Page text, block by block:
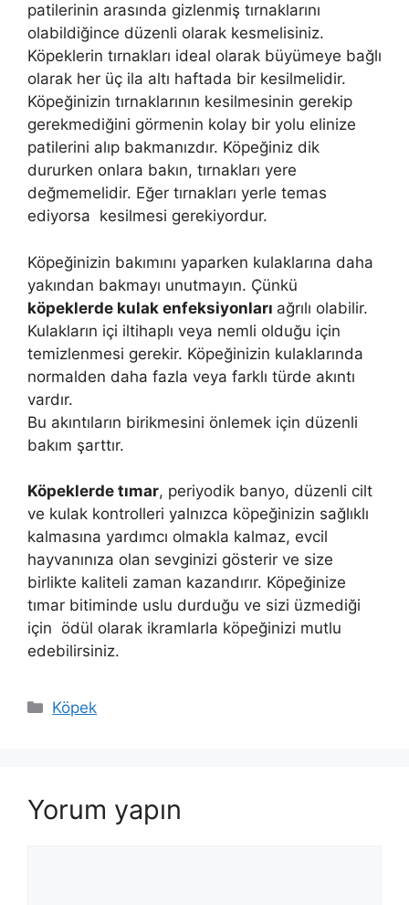
patilerinin arasında gizlenmiş tırnaklarını
olabildiğince düzenli olarak kesmelisiniz.
Köpeklerin tırnakları ideal olarak büyümeye bağlı
olarak her üç ila altı haftada bir kesilmelidir.
Köpeğinizin tırnaklarının kesilmesinin gerekip
gerekmediğini görmenin kolay bir yolu elinize
patilerini alıp bakmanızdır. Köpeğiniz dik
dururken onlara bakın, tırnakları yere
değmemelidir. Eğer tırnakları yerle temas
ediyorsa kesilmesi gerekiyordur.
Köpeğinizin bakımını yaparken kulaklarına daha
yakından bakmayı unutmayın. Çünkü
köpeklerde kulak enfeksiyonları ağrılı olabilir.
Kulakların içi iltihaplı veya nemli olduğu için
temizlenmesi gerekir. Köpeğinizin kulaklarında
normalden daha fazla veya farklı türde akıntı
vardır.
Bu akıntıların birikmesini önlemek için düzenli
bakım şarttır.
Köpeklerde tımar, periyodik banyo, düzenli cilt
ve kulak kontrolleri yalnızca köpeğinizin sağlıklı
kalmasına yardımcı olmakla kalmaz, evcil
hayvanınıza olan sevginizi gösterir ve size
birlikte kaliteli zaman kazandırır. Köpeğinize
tımar bitiminde uslu durduğu ve sizi üzmediği
için ödül olarak ikramlarla köpeğinizi mutlu
edebilirsiniz.
Kategoriler
Köpek
Yorum yapın